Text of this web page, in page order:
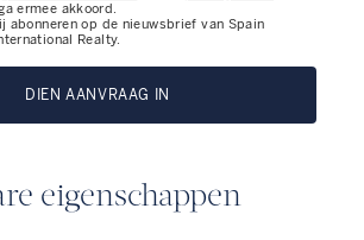
ermee akkoord.
abonneren op de nieuwsbrief van Spain
Realty.
DIEN AANVRAAG IN
eigenschappen